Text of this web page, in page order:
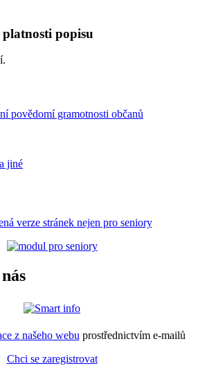
popisu
povědomí gramotnosti občanů
jiné
verze stránek nejen pro seniory
z našeho webu prostřednictvím e-mailů
Chci se zaregistrovat